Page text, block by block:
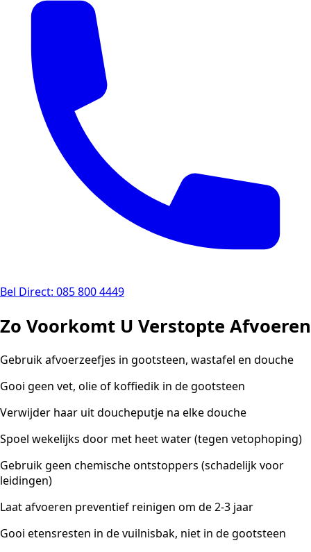
Bel Direct: 085 800 4449
Zo Voorkomt U Verstopte Afvoeren
Gebruik afvoerzeefjes in gootsteen, wastafel en douche
Gooi geen vet, olie of koffiedik in de gootsteen
Verwijder haar uit doucheputje na elke douche
Spoel wekelijks door met heet water (tegen vetophoping)
Gebruik geen chemische ontstoppers (schadelijk voor
leidingen)
Laat afvoeren preventief reinigen om de 2-3 jaar
Gooi etensresten in de vuilnisbak, niet in de gootsteen